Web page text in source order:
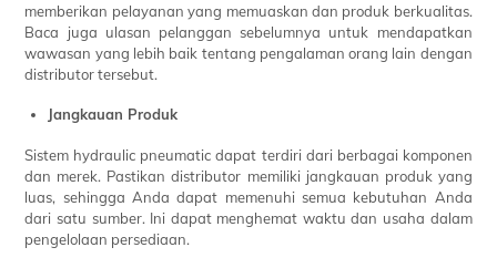
memberikan pelayanan yang memuaskan dan produk berkualitas.
Baca juga ulasan pelanggan sebelumnya untuk mendapatkan
wawasan yang lebih baik tentang pengalaman orang lain dengan
distributor tersebut.
Jangkauan Produk
Sistem hydraulic pneumatic dapat terdiri dari berbagai komponen
dan merek. Pastikan distributor memiliki jangkauan produk yang
luas, sehingga Anda dapat memenuhi semua kebutuhan Anda
dari satu sumber. Ini dapat menghemat waktu dan usaha dalam
pengelolaan persediaan.